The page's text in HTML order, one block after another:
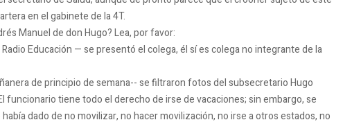
en el gabinete de la 4T.
Manuel de don Hugo?Lea, por favor:
Radio Educación — se presentó el colega, él sí es colega no integrante de la
de principio de semana-- se filtraron fotos del subsecretario Hugo
funcionario tiene todo el derecho de irse de vacaciones;sin embargo, se
dado de no movilizar, no hacer movilización, no irse a otros estados, no